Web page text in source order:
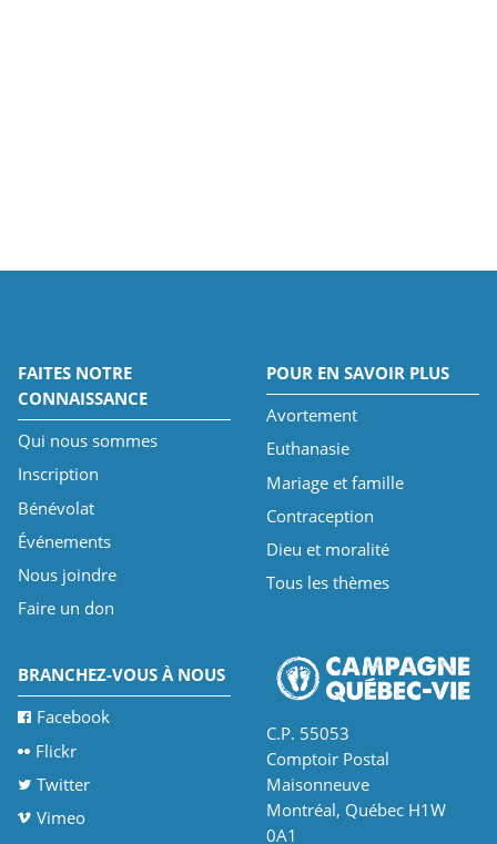
FAITES NOTRE
CONNAISSANCE
Qui nous sommes
Inscription
Bénévolat
Événements
Nous joindre
Faire un don
POUR EN SAVOIR PLUS
Avortement
Euthanasie
Mariage et famille
Contraception
Dieu et moralité
Tous les thèmes
BRANCHEZ-VOUS À NOUS
Facebook
Flickr
Twitter
Vimeo
C.P. 55053
Comptoir Postal
Maisonneuve
Montréal, Québec H1W
0A1